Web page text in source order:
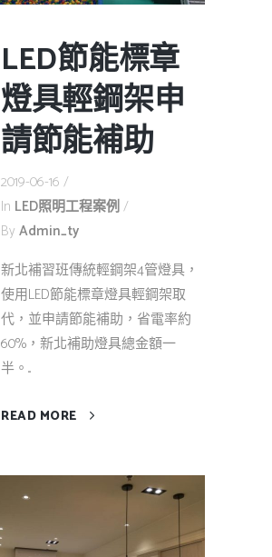
LED節能標章
燈具輕鋼架申
請節能補助
2019-06-16
In LED照明工程案例
By Admin_ty
新北補習班傳統輕鋼架4管燈具，
使用LED節能標章燈具輕鋼架取
代，並申請節能補助，省電率約
60%，新北補助燈具總金額一
半。...
READ MORE